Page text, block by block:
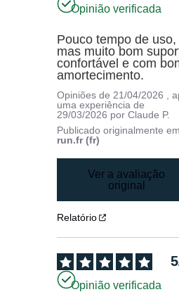
Opinião verificada
Pouco tempo de uso,
mas muito bom
confortável e com
amortecimento.
Opiniões de 21/04/2026
,
uma experiência de
29/03/2026 porClaude P.
Publicado originalmente
run.fr (fr)
Ver a avaliação
original
Relatório
5
Opinião verificada